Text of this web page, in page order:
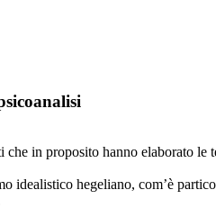
in proposito hanno elaborato
hegeliano, com’è